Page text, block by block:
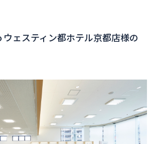
ウェスティン都ホテル京都店様の